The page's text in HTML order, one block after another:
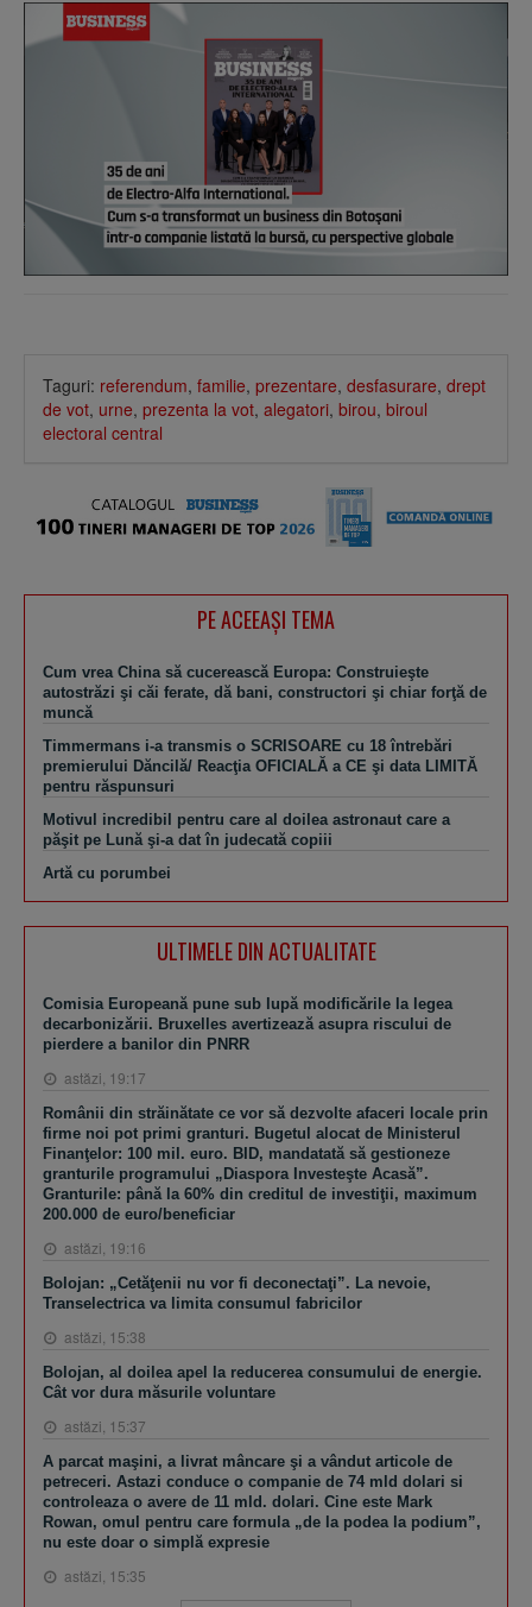
Taguri: referendum, familie, prezentare, desfasurare, drept
de vot, urne, prezenta la vot, alegatori, birou, biroul
electoral central
PE ACEEAŞI TEMA
Cum vrea China să cucerească Europa: Construieşte
autostrăzi şi căi ferate, dă bani, constructori şi chiar forţă de
muncă
Timmermans i-a transmis o SCRISOARE cu 18 întrebări
premierului Dăncilă/ Reacţia OFICIALĂ a CE şi data LIMITĂ
pentru răspunsuri
Motivul incredibil pentru care al doilea astronaut care a
păşit pe Lună şi-a dat în judecată copiii
Artă cu porumbei
ULTIMELE DIN ACTUALITATE
Comisia Europeană pune sub lupă modificările la legea
decarbonizării. Bruxelles avertizează asupra riscului de
pierdere a banilor din PNRR
astăzi, 19:17
Românii din străinătate ce vor să dezvolte afaceri locale prin
firme noi pot primi granturi. Bugetul alocat de Ministerul
Finanţelor: 100 mil. euro. BID, mandatată să gestioneze
granturile programului „Diaspora Investeşte Acasă”.
Granturile: până la 60% din creditul de investiţii, maximum
200.000 de euro/beneficiar
astăzi, 19:16
Bolojan: „Cetăţenii nu vor fi deconectaţi”. La nevoie,
Transelectrica va limita consumul fabricilor
astăzi, 15:38
Bolojan, al doilea apel la reducerea consumului de energie.
Cât vor dura măsurile voluntare
astăzi, 15:37
A parcat maşini, a livrat mâncare şi a vândut articole de
petreceri. Astazi conduce o companie de 74 mld dolari si
controleaza o avere de 11 mld. dolari. Cine este Mark
Rowan, omul pentru care formula „de la podea la podium”,
nu este doar o simplă expresie
astăzi, 15:35